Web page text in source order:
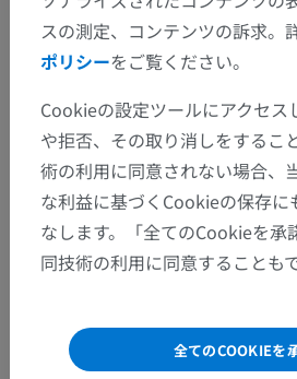
解剖学的階層
人体解剖学2
スの測定、コンテンツの訴求。
ポリシーをご覧ください。
Cookieの設定ツールにアクセス
や拒否、その取り消しをするこ
術の利用に同意されない場合、
な利益に基づくCookieの保存に
なします。「全てのCookieを承
同技術の利用に同意することも
全てのCOOKIEを